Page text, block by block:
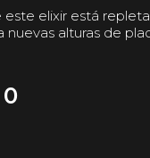
elixir está
nuevas alturas de